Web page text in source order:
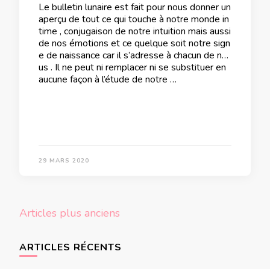
Le bulletin lunaire est fait pour nous donner un
aperçu de tout ce qui touche à notre monde in
time , conjugaison de notre intuition mais aussi
de nos émotions et ce quelque soit notre sign
e de naissance car il s’adresse à chacun de no
us . Il ne peut ni remplacer ni se substituer en
aucune façon à l’étude de notre …
29 MARS 2020
Navigation
articles
Articles plus anciens
ARTICLES RÉCENTS